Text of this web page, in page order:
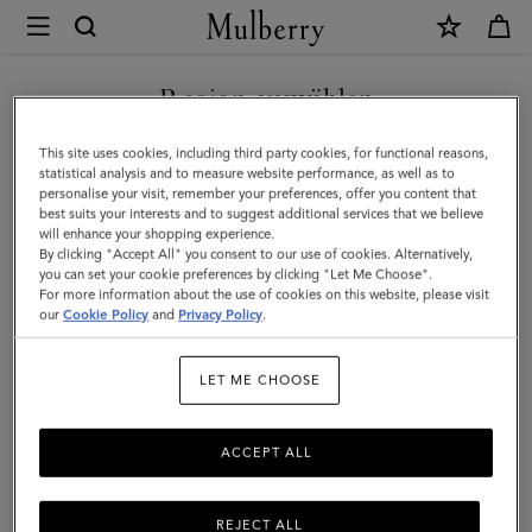
Mulberry
Mittelgroßes
Darley
Portemonnaie
|
Feine,
klassische
Narbung
Farben
in
Eiche
Region auswählen
Sie befinden sich auf unserer Seite für Frankreich, aber wir
haben festgestellt, dass Sie hier sind: Vereinigte Staaten.
SEITE FÜR VEREINIGTE
STAATEN BESUCHEN
AUF FOLGENDER WEBSEITE
FORTFAHREN: FRANKREICH
This site uses cookies, including third party cookies, for functional reasons,
statistical analysis and to measure website performance, as well as to
personalise your visit, remember your preferences, offer you content that
best suits your interests and to suggest additional services that we believe
will enhance your shopping experience.
By clicking "Accept All" you consent to our use of cookies. Alternatively,
you can set your cookie preferences by clicking "Let Me Choose".
For more information about the use of cookies on this website, please visit
ourCookie Policy and Privacy Policy.
LET ME CHOOSE
REJECT ALL
ACCEPT ALL